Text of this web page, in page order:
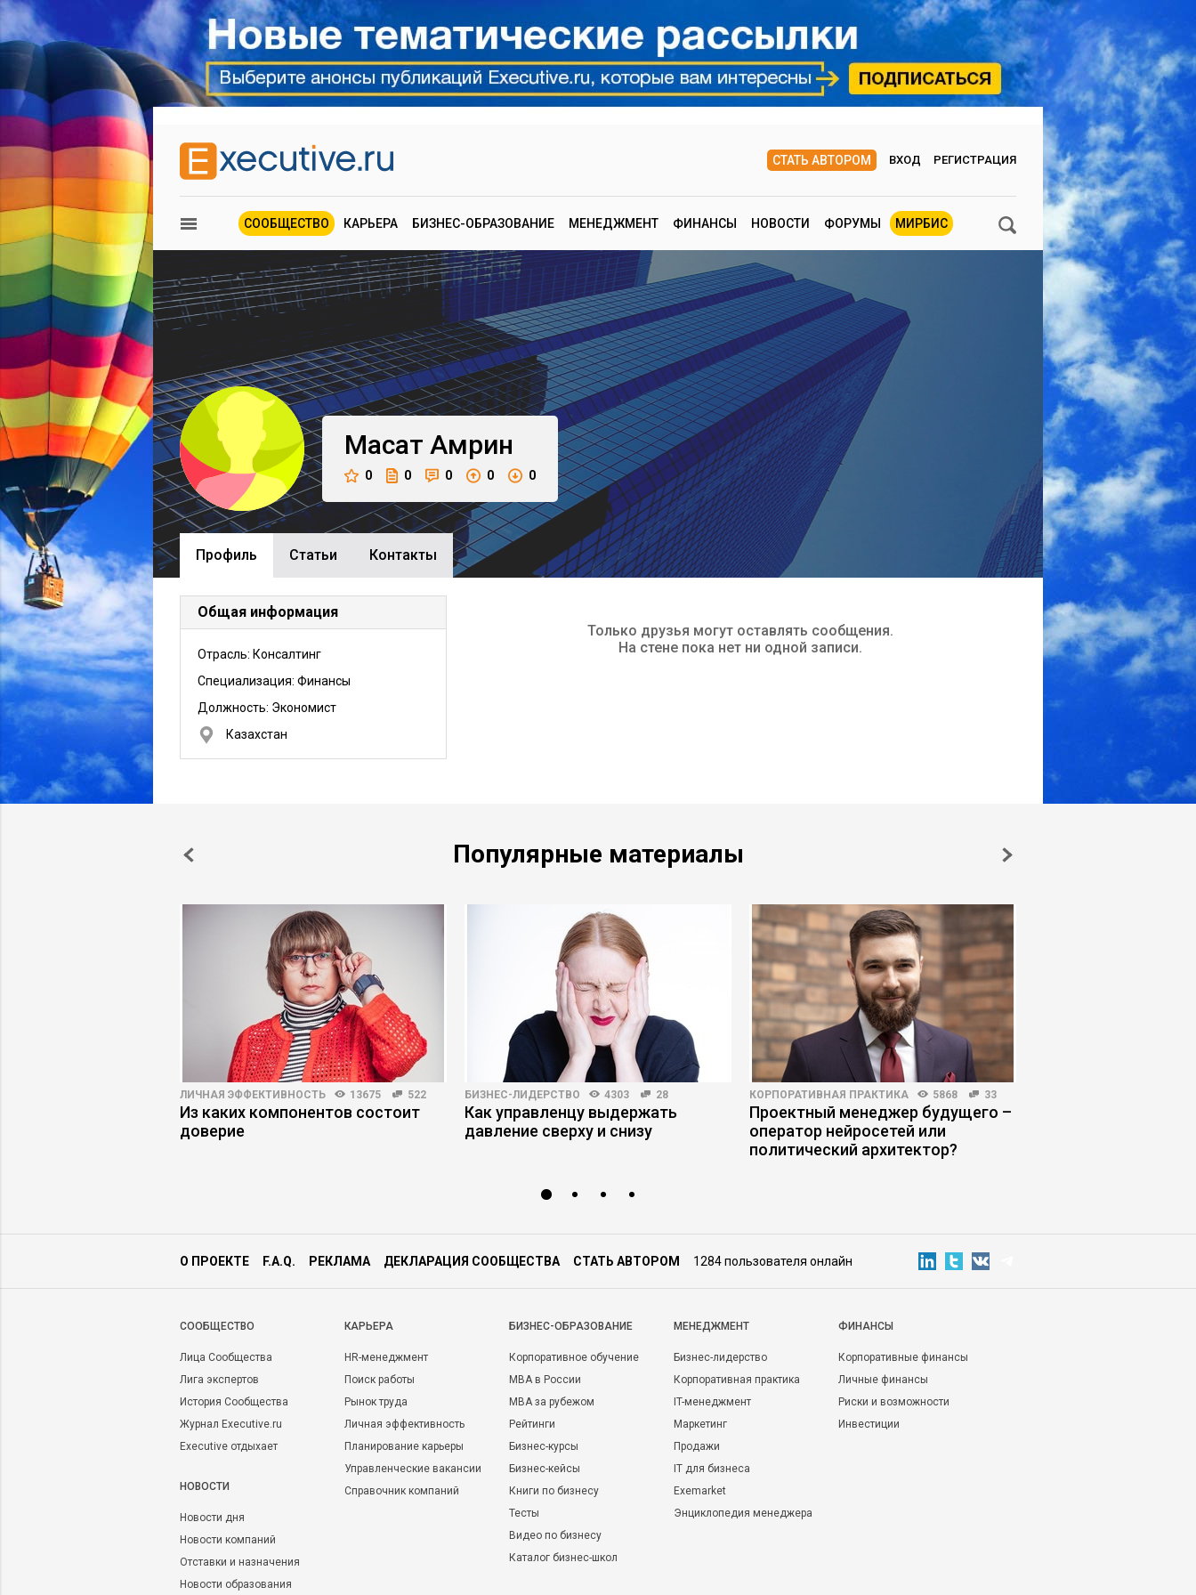
СТАТЬ АВТОРОМ ВХОД РЕГИСТРАЦИЯ
СООБЩЕСТВО КАРЬЕРА БИЗНЕС-ОБРАЗОВАНИЕ МЕНЕДЖМЕНТ ФИНАНСЫ НОВОСТИ ФОРУМЫ МИРБИС
Масат Амрин
0 0 0 0 0
Профиль Cтатьи Контакты
Общая информация
Отрасль: Консалтинг
Специализация: Финансы
Должность: Экономист
Казахстан
Только друзья могут оставлять сообщения.
На стене пока нет ни одной записи.
Популярные материалы
ЛИЧНАЯ ЭФФЕКТИВНОСТЬ 13675 522
Из каких компонентов состоит
доверие
БИЗНЕС-ЛИДЕРСТВО 4303 28
Как управленцу выдержать
давление сверху и снизу
КОРПОРАТИВНАЯ ПРАКТИКА 5868 33
Проектный менеджер будущего –
оператор нейросетей или
политический архитектор?
О ПРОЕКТЕ F.A.Q. РЕКЛАМА ДЕКЛАРАЦИЯ СООБЩЕСТВА СТАТЬ АВТОРОМ 1284 пользователя онлайн
CООБЩЕСТВО
Лица Сообщества
Лига экспертов
История Сообщества
Журнал Executive.ru
Executive отдыхает
НОВОСТИ
Новости дня
Новости компаний
Отставки и назначения
Новости образования
КАРЬЕРА
HR-менеджмент
Поиск работы
Рынок труда
Личная эффективность
Планирование карьеры
Управленческие вакансии
Справочник компаний
БИЗНЕС-ОБРАЗОВАНИЕ
Корпоративное обучение
MBA в России
MBA за рубежом
Рейтинги
Бизнес-курсы
Бизнес-кейсы
Книги по бизнесу
Тесты
Видео по бизнесу
Каталог бизнес-школ
МЕНЕДЖМЕНТ
Бизнес-лидерство
Корпоративная практика
IT-менеджмент
Маркетинг
Продажи
IT для бизнеса
Exemarket
Энциклопедия менеджера
ФИНАНСЫ
Корпоративные финансы
Личные финансы
Риски и возможности
Инвестиции